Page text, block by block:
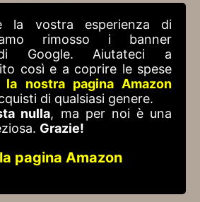
la vostra esperienza di
rimosso i banner
Google. Aiutateci a
così e a coprire le spese
la nostra pagina Amazon
di qualsiasi genere.
nulla, ma per noi è una
Grazie!
pagina Amazon